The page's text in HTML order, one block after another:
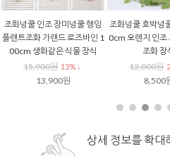
조화넝쿨 인조 장미넝쿨 행잉
플랜트조화 가랜드 로즈바인 1
00cm 생화같은 식물 장식
15,900원 13% ↓
13,900원
조화넝쿨 호박넝
0cm 오렌지 인조
조화 장
12,000원
8,500
상세 정보를 확대